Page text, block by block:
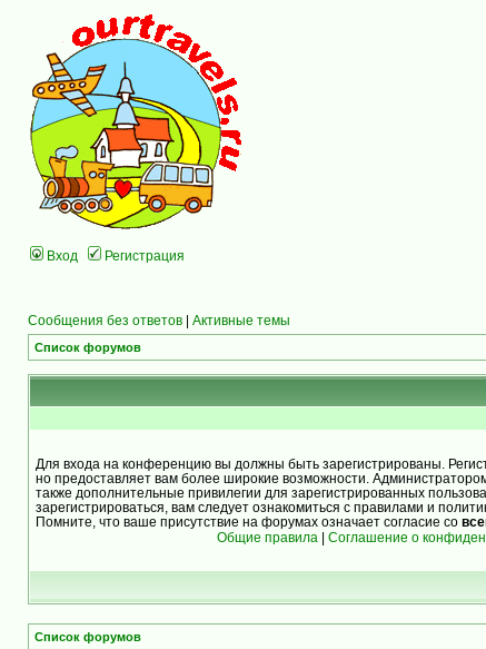
Вход Регистрация
Сообщения без ответов | Активные темы
Список форумов
Для входа на конференцию вы должны быть зарегистрированы.
но предоставляет вам более широкие возможности.
также дополнительные привилегии для зарегистрированных
зарегистрироваться, вам следует ознакомиться с правилами и
Помните, что ваше присутствие на форумах означает согласие со
Общие правила | Соглашение о
Список форумов